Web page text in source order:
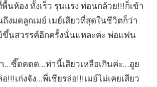
นห้อง ทั้งเร็ว รุนแรง ท่อนกล้วย!!!ก็เข้า
งมดลูกเมย์ เมย์เสียวที่สุดในชีวิตก็ว่า
ขึ้นสวรรค์อีกครั้งนั่นแหละค่ะ พ่อแฟน
…ซี๊ดดดด…ท่านี้เสียวเหลือเกินค่ะ…อูย
!!!เก่งจัง…พี่เชียรล่อ!!!เมย์ไม่เคยเสียว